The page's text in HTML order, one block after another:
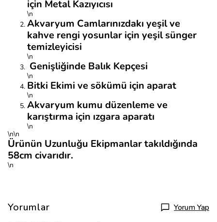
için Metal Kazıyıcısı
\n
Akvaryum Camlarınızdakı yeşil ve
kahve rengi yosunlar için yeşil sünger
temizleyicisi
\n
Genişliğinde Balık Kepçesi
\n
Bitki Ekimi ve sökümü için aparat
\n
Akvaryum kumu düzenleme ve
karıştırma için ızgara aparatı
\n
\n\n
Ürünün Uzunluğu Ekipmanlar takıldığında
58cm civarıdır.
\n
Yorumlar Yorum Yap